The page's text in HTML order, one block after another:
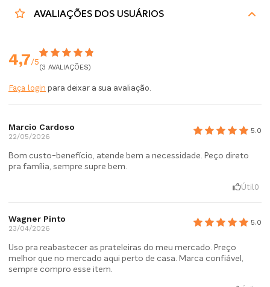
AVALIAÇÕES DOS USUÁRIOS
4,7/5
(3 AVALIAÇÕES)
Faça login para deixar a sua avaliação.
Marcio Cardoso
22/05/2026
5.0
Bom custo-benefício, atende bem a necessidade. Peço direto
pra família, sempre supre bem.
Útil 0
Wagner Pinto
23/04/2026
5.0
Uso pra reabastecer as prateleiras do meu mercado. Preço
melhor que no mercado aqui perto de casa. Marca confiável,
sempre compro esse item.